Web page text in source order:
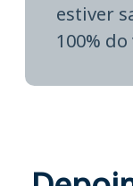
estiver
100%